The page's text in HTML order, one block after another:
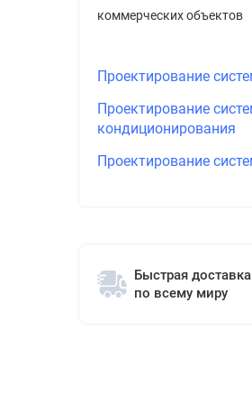
коммерческих объектов
Проектирование
Проектирование
кондиционирования
Проектирование
Быстрая доставка
по всему миру